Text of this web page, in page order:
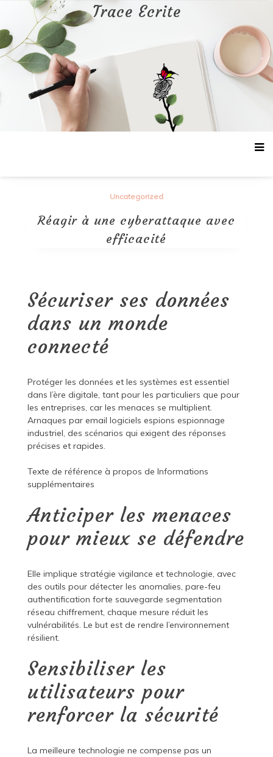
contenu
Trace Ecrite
Uncategorized
Réagir à une cyberattaque avec
efficacité
Sécuriser ses données
dans un monde
connecté
Protéger les données et les systèmes est essentiel
dans l’ère digitale, tant pour les particuliers que pour
les entreprises, car les menaces se multiplient.
Arnaques par email logiciels espions espionnage
industriel, des scénarios qui exigent des réponses
précises et rapides.
Texte de référence à propos de Informations
supplémentaires
Anticiper les menaces
pour mieux se défendre
Elle implique stratégie vigilance et technologie, avec
des outils pour détecter les anomalies, pare-feu
authentification forte sauvegarde segmentation
réseau chiffrement, chaque mesure réduit les
vulnérabilités. Le but est de rendre l’environnement
résilient.
Sensibiliser les
utilisateurs pour
renforcer la sécurité
La meilleure technologie ne compense pas un